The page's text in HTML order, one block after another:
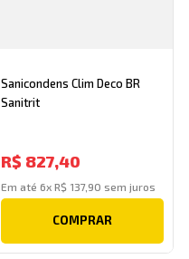
Sanicondens Clim Deco BR
Sanitrit
R$ 827,40
Em até 6x R$ 137, 90 sem juros
COMPRAR